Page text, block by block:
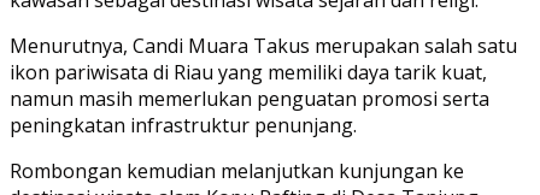
Menurutnya, Candi Muara Takus merupakan salah satu
ikon pariwisata di Riau yang memiliki daya tarik kuat,
namun masih memerlukan penguatan promosi serta
peningkatan infrastruktur penunjang.
Rombongan kemudian melanjutkan kunjungan ke